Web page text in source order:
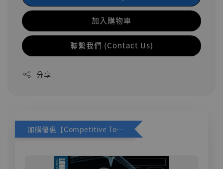
加入購物車
聯繫我們 (Contact Us)
分享
加購優惠【Competitive Toys 梅西 [CM001]】